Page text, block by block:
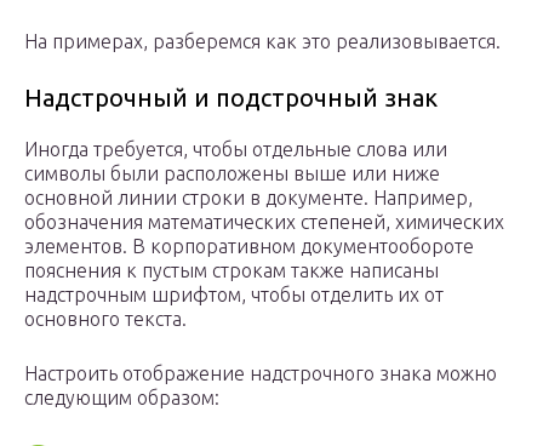
На примерах, разберемся как это реализовывается.
Надстрочный и подстрочный знак
Иногда требуется, чтобы отдельные слова или
символы были расположены выше или ниже
основной линии строки в документе. Например,
обозначения математических степеней, химических
элементов. В корпоративном документообороте
пояснения к пустым строкам также написаны
надстрочным шрифтом, чтобы отделить их от
основного текста.
Настроить отображение надстрочного знака можно
следующим образом: